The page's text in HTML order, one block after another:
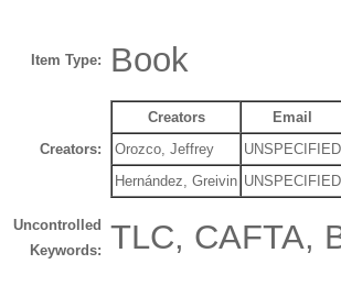
Item Type: Book
Creators:
Creators Email
Orozco, Jeffrey
UNSPECIFIED
Hernández, Greivin UNSPECIFIED
Uncontrolled
Keywords: TLC, CAFTA,